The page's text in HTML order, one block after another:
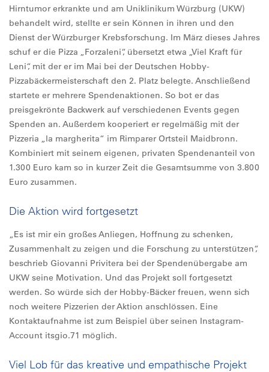
Hirntumor erkrankte und am Uniklinikum Würzburg (UKW)
behandelt wird, stellte er sein Können in ihren und den
Dienst der Würzburger Krebsforschung. Im März dieses Jahres
schuf er die Pizza „Forzaleni“, übersetzt etwa „Viel Kraft für
Leni“, mit der er im Mai bei der Deutschen Hobby-
Pizzabäckermeisterschaft den 2. Platz belegte. Anschließend
startete er mehrere Spendenaktionen. So bot er das
preisgekrönte Backwerk auf verschiedenen Events gegen
Spenden an. Außerdem kooperiert er regelmäßig mit der
Pizzeria „la margherita“ im Rimparer Ortsteil Maidbronn.
Kombiniert mit seinem eigenen, privaten Spendenanteil von
1.300 Euro kam so in kurzer Zeit die Gesamtsumme von 3.800
Euro zusammen.
Die Aktion wird fortgesetzt
„Es ist mir ein großes Anliegen, Hoffnung zu schenken,
Zusammenhalt zu zeigen und die Forschung zu unterstützen“,
beschrieb Giovanni Privitera bei der Spendenübergabe am
UKW seine Motivation. Und das Projekt soll fortgesetzt
werden. So würde sich der Hobby-Bäcker freuen, wenn sich
noch weitere Pizzerien der Aktion anschlössen. Eine
Kontaktaufnahme ist zum Beispiel über seinen Instagram-
Account itsgio.71 möglich.
Viel Lob für das kreative und empathische Projekt